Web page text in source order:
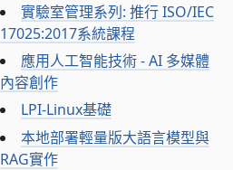
實驗室管理系列: 推行 ISO/IEC
17025:2017系統課程
應用人工智能技術 - AI 多媒體
內容創作
LPI-Linux基礎
本地部署輕量版大語言模型與
RAG實作